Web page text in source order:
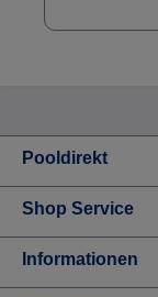
Pooldirekt
Shop Service
Informationen